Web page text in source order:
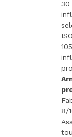
30
8/